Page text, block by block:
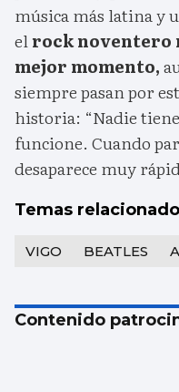
música más latina y
elrock noventero
mejor momento,
siempre pasan por
historia: “Nadie
funcione. Cuando
desaparece muy
Temas
VIGO BEATLES
Contenido